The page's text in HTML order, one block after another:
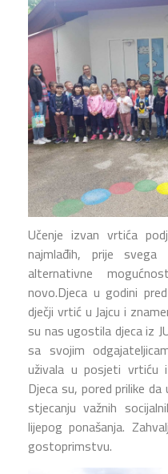
Učenje izvan vrtića
najmlađih, prije
alternativne
novo.Djeca u godini
dječji vrtić u Jajcu i
su nas ugostila djeca iz
sa svojim
uživala u posjeti vrtiću
Djeca su, pored prilike
stjecanju važnih
lijepog ponašanja.
gostoprimstvu.